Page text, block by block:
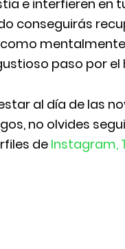
e interfieren en
conseguirás
paso por el
al día de las
no olvides
de Instagram,